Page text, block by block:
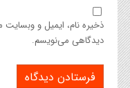
ذخیره نام، ایمیل و وبسایت
دیدگاهی می‌نویسم.